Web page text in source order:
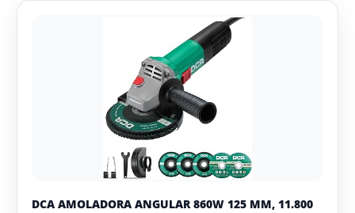
DCA AMOLADORA ANGULAR 860W 125 MM, 11.800